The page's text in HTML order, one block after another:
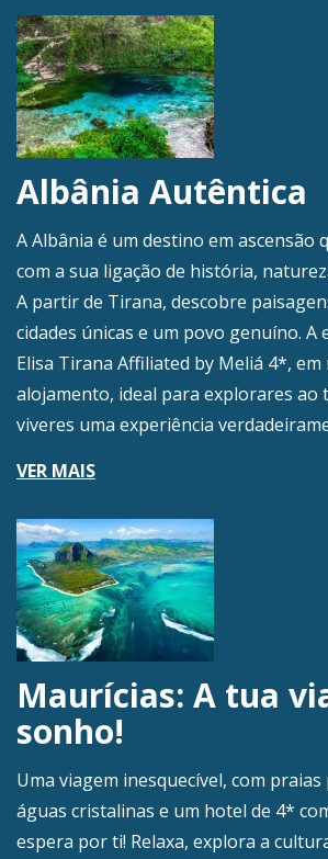
Albânia Autêntica
A Albânia é um destino em ascensão
com a sua ligação de história,
A partir de Tirana, descobre
cidades únicas e um povo genuíno. A
Elisa Tirana Affiliated by Meliá 4*, em
alojamento, ideal para explorares ao
viveres uma experiência
VER MAIS
Maurícias: A tua
sonho!
Uma viagem inesquecível, com praias
águas cristalinas e um hotel de 4*
espera por ti! Relaxa, explora a